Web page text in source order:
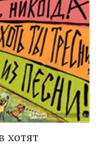
хотят